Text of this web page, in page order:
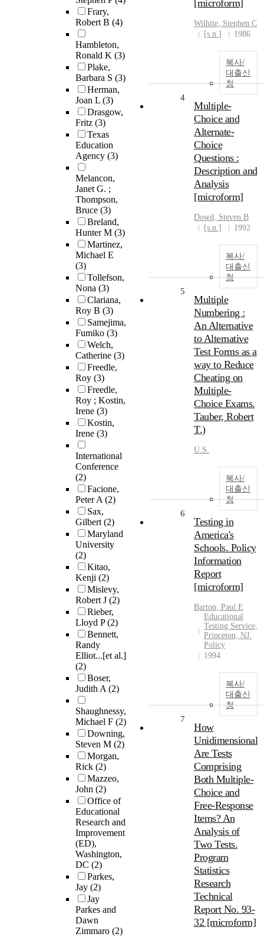
Frary,
Robert B (4)
Hambleton,
Ronald K (3)
Plake,
Barbara S (3)
Herman,
Joan L (3)
Drasgow,
Fritz (3)
Texas
Education
Agency (3)
Melancon,
Janet G. ;
Thompson,
Bruce (3)
Breland,
Hunter M (3)
Martinez,
Michael E
(3)
Tollefson,
Nona (3)
Clariana,
Roy B (3)
Samejima,
Fumiko (3)
Welch,
Catherine (3)
Freedle,
Roy (3)
Freedle,
Roy ; Kostin,
Irene (3)
Kostin,
Irene (3)
International
Conference
(2)
Facione,
Peter A(2)
Sax,
Gilbert(2)
Maryland
University
(2)
Kitao,
Kenji (2)
Mislevy,
Robert J (2)
Rieber,
Lloyd P(2)
Bennett,
Randy
Elliot...[et al.]
(2)
Boser,
Judith A(2)
Shaughnessy,
Michael F (2)
Downing,
Steven M (2)
Morgan,
Rick (2)
Mazzeo,
John (2)
Office of
Educational
Research and
Improvement
(ED),
Washington,
DC (2)
Parkes,
Jay (2)
Jay
Parkes and
Dawn
Zimmaro (2)
[microform]
Wilhite, Stephen C
[s.n.]
1986
복사/
대출신
청
4
Multiple-
Choice and
Alternate-
Choice
Questions :
Description and
Analysis
[microform]
Dowd, Steven B
[s.n.]
1992
복사/
대출신
청
5
Multiple
Numbering :
An Alternative
to Alternative
Test Forms as a
way to Reduce
Cheating on
Multiple-
Choice Exams.
Tauber, Robert
T.)
U.S.
복사/
대출신
청
6
Testing in
America's
Schools. Policy
Information
Report
[microform]
Barton, Paul E
Educational
Testing Service,
Princeton, NJ.
Policy
1994
복사/
대출신
청
7
How
Unidimensional
Are Tests
Comprising
Both Multiple-
Choice and
Free-Response
Items? An
Analysis of
Two Tests.
Program
Statistics
Research
Technical
Report No. 93-
32 [microform]